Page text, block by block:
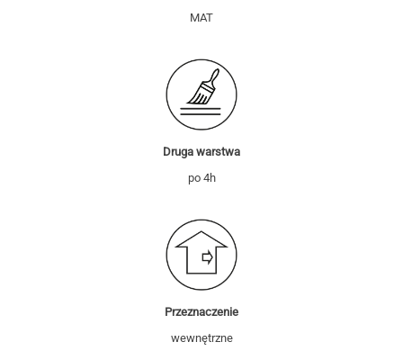
MAT
Druga warstwa
po 4h
Przeznaczenie
wewnętrzne